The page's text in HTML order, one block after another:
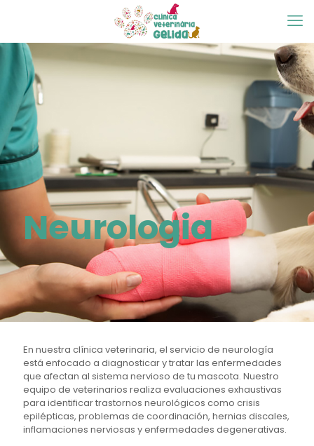
Neurologia
En nuestra clínica veterinaria, el servicio de neurología
está enfocado a diagnosticar y tratar las enfermedades
que afectan al sistema nervioso de tu mascota. Nuestro
equipo de veterinarios realiza evaluaciones exhaustivas
para identificar trastornos neurológicos como crisis
epilépticas, problemas de coordinación, hernias discales,
inflamaciones nerviosas y enfermedades degenerativas.